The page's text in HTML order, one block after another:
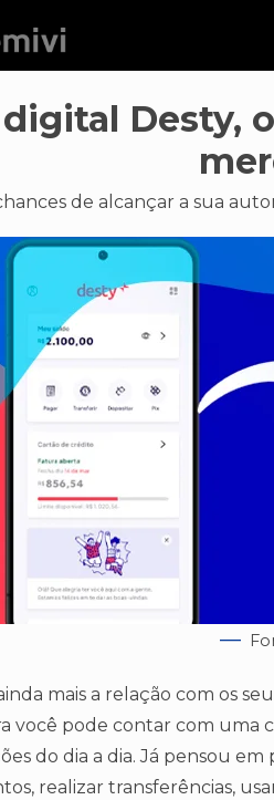
Desty,
de alcançar a sua
mais a relação com os
você pode contar com uma
do dia a dia. Já pensou
realizar transferências,